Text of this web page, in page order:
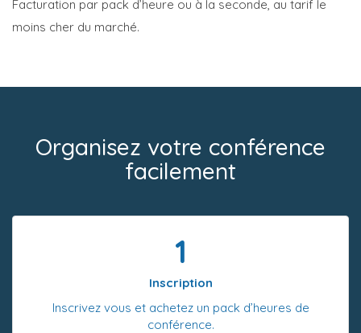
Facturation par pack d’heure ou à la seconde, au tarif le
moins cher du marché.
Organisez votre conférence
facilement
1
Inscription
Inscrivez vous et achetez un pack d’heures de
conférence.